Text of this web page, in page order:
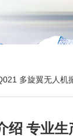
多旋翼无人机
绍 专业生